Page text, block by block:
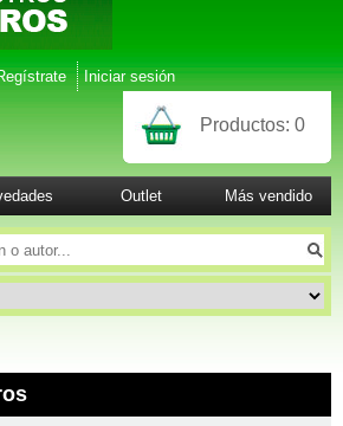
Iniciar sesión
Productos: 0
Outlet Más vendido